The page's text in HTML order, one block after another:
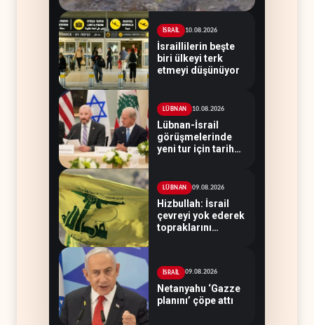
İSRAİL 10.08.2026
İsraillilerin beşte
biri ülkeyi terk
etmeyi düşünüyor
LÜBNAN 10.08.2026
Lübnan-İsrail
görüşmelerinde
yeni tur için tarih
LÜBNAN 09.08.2026
Hizbullah: İsrail
çevreyi yok ederek
topraklarını
İSRAİL 09.08.2026
Netanyahu ‘Gazze
planını’ çöpe attı